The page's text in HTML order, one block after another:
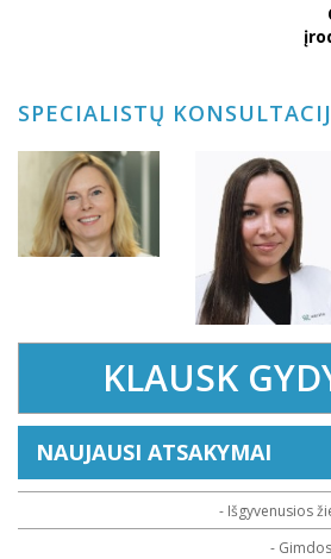
SPECIALISTŲ
KLAUSK
NAUJAUSI ATSAKYMAI
- Išgyvenusios
-